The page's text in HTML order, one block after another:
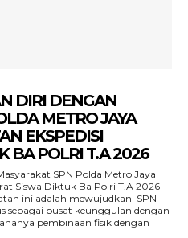
DIRI DENGAN
METRO JAYA
EKSPEDISI
BA POLRI T.A 2026
SPN Polda Metro Jaya
Siswa Diktuk Ba Polri T.A 2026
ini adalah mewujudkan SPN
sebagai pusat keunggulan dengan
pembinaan fisik dengan